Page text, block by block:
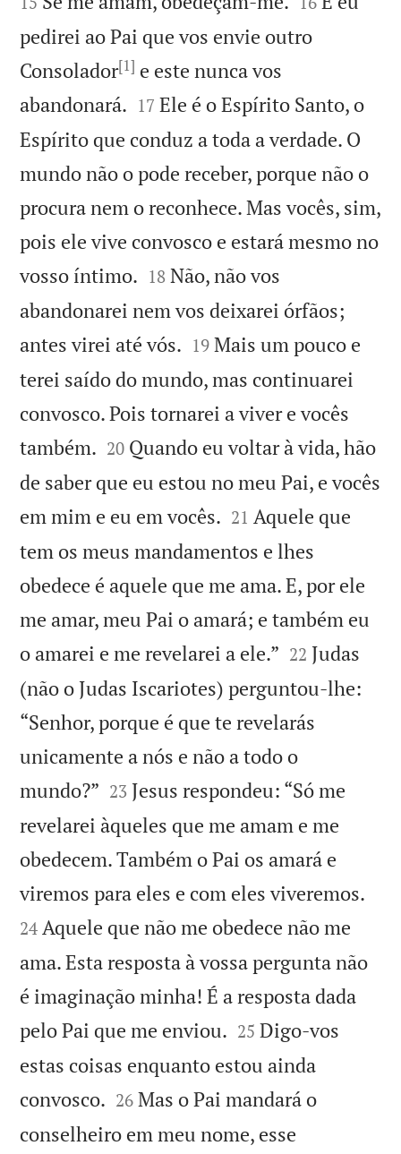
pedirei ao Pai que vos envie outro
Consolador[1] e este nunca vos
abandonará. 

17 Ele é o Espírito Santo, o
Espírito que conduz a toda a verdade. O
mundo não o pode receber, porque não o
procura nem o reconhece. Mas vocês, sim,
pois ele vive convosco e estará mesmo no
vosso íntimo. 

18 Não, não vos
abandonarei nem vos deixarei órfãos;
antes virei até vós. 

19 Mais um pouco e
terei saído do mundo, mas continuarei
convosco. Pois tornarei a viver e vocês
também. 

20 Quando eu voltar à vida, hão
de saber que eu estou no meu Pai, e vocês
em mim e eu em vocês. 

21 Aquele que
tem os meus mandamentos e lhes
obedece é aquele que me ama. E, por ele
me amar, meu Pai o amará; e também eu
o amarei e me revelarei a ele.” 

22 Judas
(não o Judas Iscariotes) perguntou-lhe:
“Senhor, porque é que te revelarás
unicamente a nós e não a todo o
mundo?” 

23 Jesus respondeu: “Só me
revelarei àqueles que me amam e me
obedecem. Também o Pai os amará e
viremos para eles e com eles viveremos.
24 Aquele que não me obedece não me
ama. Esta resposta à vossa pergunta não
é imaginação minha! É a resposta dada
pelo Pai que me enviou. 

25 Digo-vos
estas coisas enquanto estou ainda
convosco. 

26 Mas o Pai mandará o
conselheiro em meu nome, esse